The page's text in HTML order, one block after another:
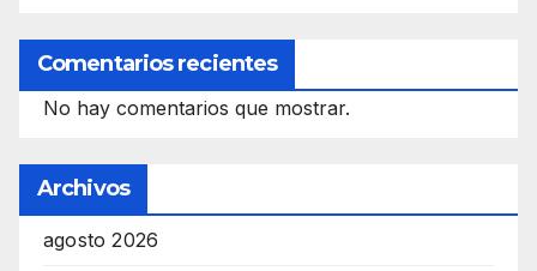
Comentarios recientes
No hay comentarios que mostrar.
Archivos
agosto 2026